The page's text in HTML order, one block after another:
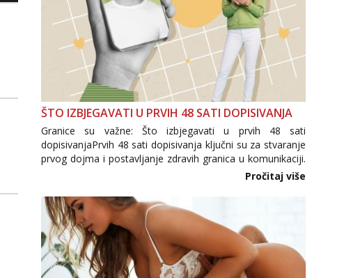
ŠTO IZBJEGAVATI U PRVIH 48 SATI DOPISIVANJA
Granice su važne: Što izbjegavati u prvih 48 sati
dopisivanjaPrvih 48 sati dopisivanja ključni su za stvaranje
prvog dojma i postavljanje zdravih granica u komunikaciji.
Važno je izbjeći prebrzo otkrivanje osobnih ili intimnih
informacija, jer nepoznata osoba još nije zaslužila to
povjerenje. Takođe...
Pročitaj više